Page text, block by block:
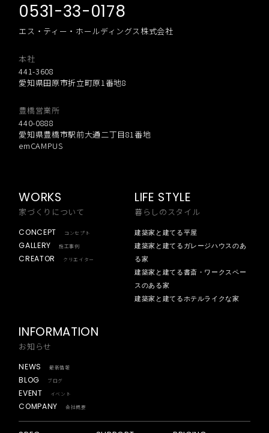
0531-33-0178
エス・ティー・ホールディングス株式会社
本社
441-3608
愛知県田原市折立町原1番地8
豊橋営業所
440-0888
愛知県豊橋市駅前大通二丁目81番地
emCAMPUS
WORKS
家づくりについて
CONCEPT コンセプト
GALLERY 施工事例
CREATOR クリエイター
LIFE STYLE
暮らしのスタイル
建築家と建てる平屋
建築家と建てるガレージハウスのあ
る家
建築家と建てる書斎・ワークスペー
スのある家
建築家と建てるホテルライクな家
INFORMATION
お知らせ
NEWS 最新情報
BLOG ブログ
EVENT イベント
COMPANY 会社概要